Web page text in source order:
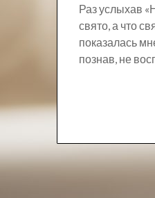
Раз услыхав
свято, а что
показалась
познав, не